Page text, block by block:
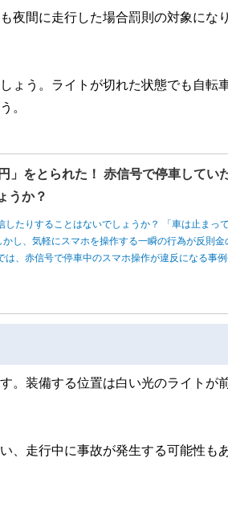
夜間に走行した場合罰則の対象にな
ょう。ライトが切れた状態でも自転
。
」をとられた！ 赤信号で停車してい
うか？
たりすることはないでしょうか？ 「車は止まっ
し、気軽にスマホを操作する一瞬の行為が反則金
、赤信号で停車中のスマホ操作が違反になる事例
。装備する位置は白い光のライトが
、走行中に事故が発生する可能性も